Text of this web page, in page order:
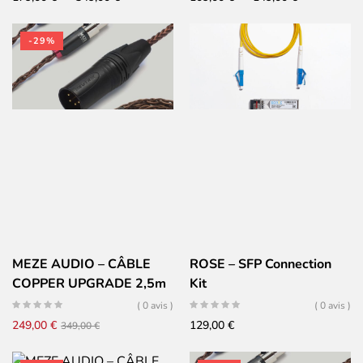
prix :
179,00 €
à
349,00 €
prix :
109,00 €
à
149,00 €
-29%
MEZE AUDIO – CÂBLE
COPPER UPGRADE 2,5m
EMPYREAN & ELITE –
Cuivre Furukawa PCUHD
( 0 avis )
349,00€Le
249,00 €
Le
ROSE – SFP Connection
Kit
( 0 avis )
129,00 €